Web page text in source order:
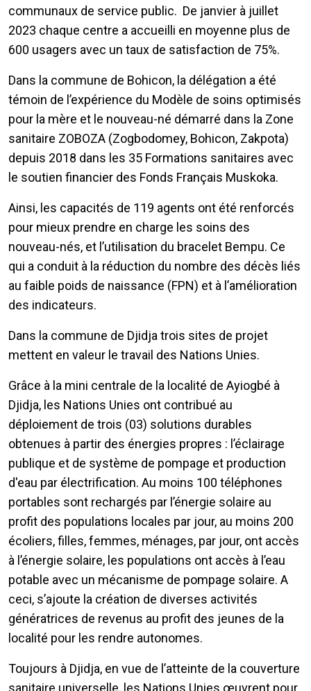
communaux de service public. De janvier à juillet
2023 chaque centre a accueilli en moyenne plus de
600 usagers avec un taux de satisfaction de 75%.
Dans la commune de Bohicon, la délégation a été
témoin de l’expérience du Modèle de soins optimisés
pour la mère et le nouveau-né démarré dans la Zone
sanitaire ZOBOZA (Zogbodomey, Bohicon, Zakpota)
depuis 2018 dans les 35 Formations sanitaires avec
le soutien financier des Fonds Français Muskoka.
Ainsi, les capacités de 119 agents ont été renforcés
pour mieux prendre en charge les soins des
nouveau-nés, et l’utilisation du bracelet Bempu. Ce
qui a conduit à la réduction du nombre des décès liés
au faible poids de naissance (FPN) et à l’amélioration
des indicateurs.
Dans la commune de Djidja trois sites de projet
mettent en valeur le travail des Nations Unies.
Grâce à la mini centrale de la localité de Ayiogbé à
Djidja, les Nations Unies ont contribué au
déploiement de trois (03) solutions durables
obtenues à partir des énergies propres : l’éclairage
publique et de système de pompage et production
d'eau par électrification. Au moins 100 téléphones
portables sont rechargés par l’énergie solaire au
profit des populations locales par jour, au moins 200
écoliers, filles, femmes, ménages, par jour, ont accès
à l’énergie solaire, les populations ont accès à l’eau
potable avec un mécanisme de pompage solaire. A
ceci, s’ajoute la création de diverses activités
génératrices de revenus au profit des jeunes de la
localité pour les rendre autonomes.
Toujours à Djidja, en vue de l’atteinte de la couverture
sanitaire universelle, les Nations Unies œuvrent pour